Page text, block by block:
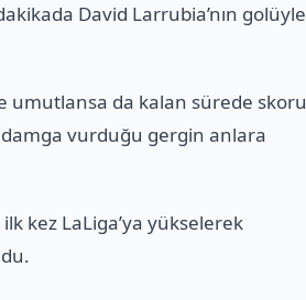
David Larrubia’nın golüyle
umutlansa da kalan sürede skoru
damga vurduğu gergin anlara
kez LaLiga’ya yükselerek